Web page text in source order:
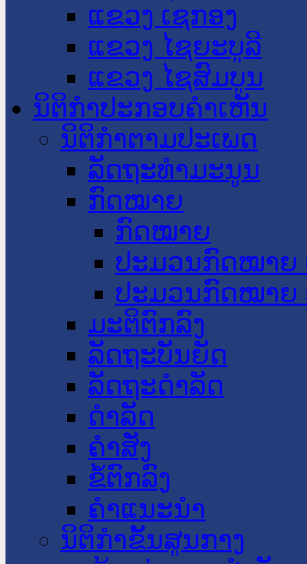
ແຂວງ ເຊກອງ
ແຂວງ ໄຊຍະບູລີ
ແຂວງ ໄຊສົມບູນ
ນິຕິກໍາປະກອບຄໍາເຫັນ
ນິຕິກໍາຕາມປະເພດ
ລັດຖະທໍາມະນູນ
ກົດໝາຍ
ກົດໝາຍ
ປະມວນກົດໝາຍ
ປະມວນກົດໝາຍ
ມະຕິຕົກລົງ
ລັດຖະບັນຍັດ
ລັດຖະດໍາລັດ
ດໍາລັດ
ຄໍາສັ່ງ
ຂໍ້ຕົກລົງ
ຄໍາແນະນໍາ
ນິຕິກຳຂັ້ນສູນກາງ